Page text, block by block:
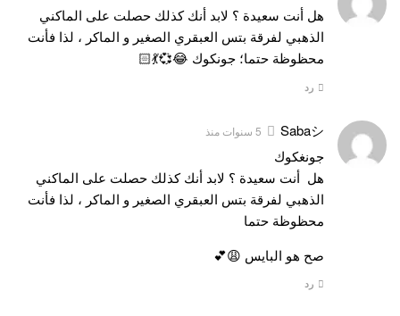
هل أنت سعيدة ؟ لابد أنك كذلك حصلت على الماكني
الذهبي لفرقة بتس العبقري الصغير و الماكر ، لذا فأنت
محظوظة حتما؛ جونكوك 😂💞💃🏻
رد
Sabaシ︎ 5 سنوات منذ
جونغكوك
هل أنت سعيدة ؟ لابد أنك كذلك حصلت على الماكني
الذهبي لفرقة بتس العبقري الصغير و الماكر ، لذا فأنت
محظوظة حتما
صح هو البايس 😩💕
رد